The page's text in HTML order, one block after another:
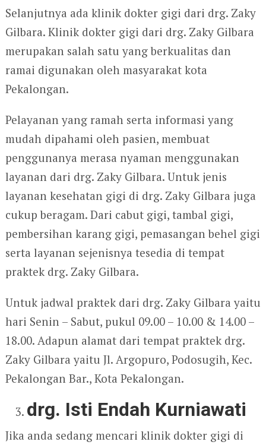
Selanjutnya ada klinik dokter gigi dari drg. Zaky
Gilbara. Klinik dokter gigi dari drg. Zaky Gilbara
merupakan salah satu yang berkualitas dan
ramai digunakan oleh masyarakat kota
Pekalongan.
Pelayanan yang ramah serta informasi yang
mudah dipahami oleh pasien, membuat
penggunanya merasa nyaman menggunakan
layanan dari drg. Zaky Gilbara. Untuk jenis
layanan kesehatan gigi di drg. Zaky Gilbara juga
cukup beragam. Dari cabut gigi, tambal gigi,
pembersihan karang gigi, pemasangan behel gigi
serta layanan sejenisnya tesedia di tempat
praktek drg. Zaky Gilbara.
Untuk jadwal praktek dari drg. Zaky Gilbara yaitu
hari Senin – Sabut, pukul 09.00 – 10.00 & 14.00 –
18.00. Adapun alamat dari tempat praktek drg.
Zaky Gilbara yaitu Jl. Argopuro, Podosugih, Kec.
Pekalongan Bar., Kota Pekalongan.
drg. Isti Endah Kurniawati
Jika anda sedang mencari klinik dokter gigi di